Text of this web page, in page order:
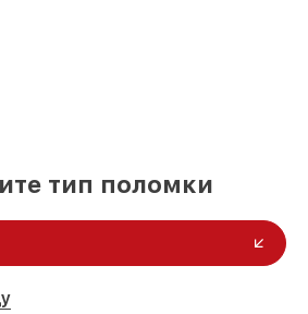
тип поломки